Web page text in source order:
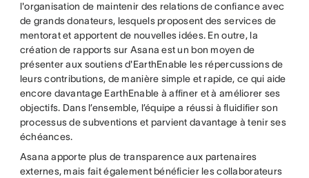
l'organisation de maintenir des relations de confiance avec
de grands donateurs, lesquels proposent des services de
mentorat et apportent de nouvelles idées. En outre, la
création de rapports sur Asana est un bon moyen de
présenter aux soutiens d'EarthEnable les répercussions de
leurs contributions, de manière simple et rapide, ce qui aide
encore davantage EarthEnable à affiner et à améliorer ses
objectifs. Dans l’ensemble, l’équipe a réussi à fluidifier son
processus de subventions et parvient davantage à tenir ses
échéances.
Asana apporte plus de transparence aux partenaires
externes, mais fait également bénéficier les collaborateurs